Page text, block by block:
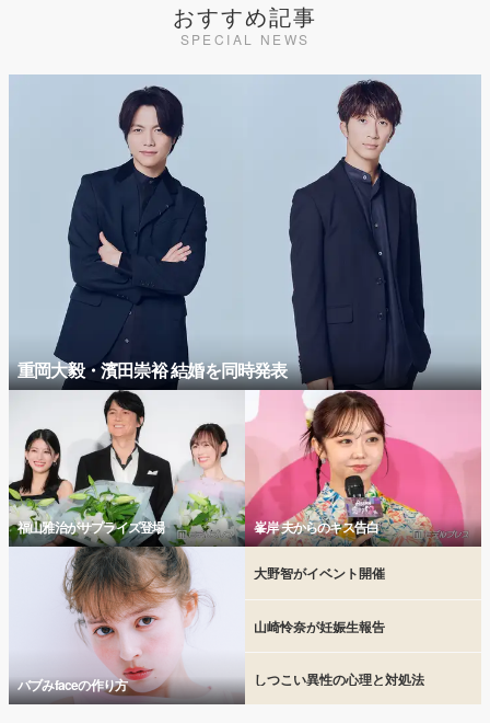
おすすめ記事
SPECIAL NEWS
重岡大毅・濱田崇裕 結婚を同時発表
福山雅治がサプライズ登場 峯岸 夫からのキス告白
バブみfaceの作り方
大野智がイベント開催
山崎怜奈が妊娠生報告
しつこい異性の心理と対処法